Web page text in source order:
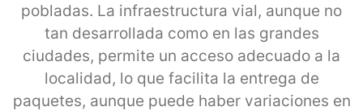
pobladas. La infraestructura vial, aunque no
tan desarrollada como en las grandes
ciudades, permite un acceso adecuado a la
localidad, lo que facilita la entrega de
paquetes, aunque puede haber variaciones en